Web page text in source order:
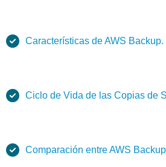
Características de AWS Backup.
Ciclo de Vida de las Copias de
Comparación entre AWS